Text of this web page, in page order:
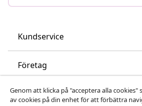
Kundservice
Företag
vidaXL
Genom att klicka på "acceptera alla
av cookies på din enhet för att förbättra